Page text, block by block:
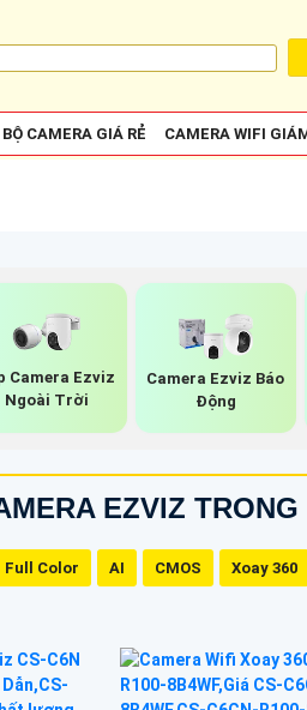
CAMERA GIÁ RẺ CAMERA WIFI
Camera Ezviz
Ngoài Trời
Camera Ezviz Báo
Động
EZVIZ TRONG
Full Color AI CMOS Xoay 360